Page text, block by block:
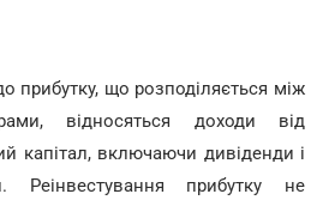
прибутку, що розподіляється між
відносяться доходи від
капітал, включаючи дивіденди і
Реінвестування прибутку не